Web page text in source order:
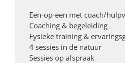
Een-op-een met coach/
Coaching & begeleiding
Fysieke training &
4 sessies in de natuur
Sessies op afspraak